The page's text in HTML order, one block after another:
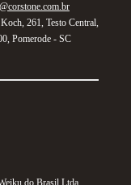
261, Testo Central,
Pomerode - SC
do Brasil Ltda.